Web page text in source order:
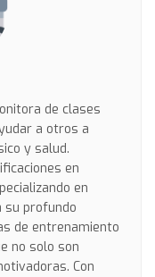
de clases
a otros a
y salud.
en
en
su profundo
de entrenamiento
no solo son
Con